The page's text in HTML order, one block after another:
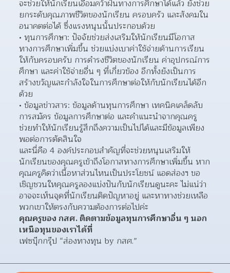
จะช่วยให้นักเรียนเอื้อมคว้าฝันทางการศึกษาได้แล้ว ยังช่วย
ยกระดับคุณภาพชีวิตของนักเรียน ครอบครัว และสังคมใน
อนาคตต่อได้ ซึ่งแรงหนุนนั้นประกอบด้วย
ทุนการศึกษา: ปัจจัยช่วยส่งเสริมให้นักเรียนมีโอกาส
ทางการศึกษาเพิ่มขึ้น ช่วยแบ่งเบาค่าใช้จ่ายด้านการเรียน
ให้กับครอบครับ การดำรงชีวิตของนักเรียน ค่าอุปกรณ์การ
ศึกษา และค่าใช้จ่ายอื่น ๆ ที่เกี่ยวข้อง อีกทั้งยังเป็นการ
สร้างขวัญและกำลังใจในการศึกษาต่อให้กับนักเรียนได้อีก
ด้วย
ข้อมูลข่าวสาร: ข้อมูลด้านทุนการศึกษา เทคนิคเคล็ดลับ
การสมัคร ข้อมูลการศึกษาต่อ และคำแนะนำจากคุณครู
ช่วยทำให้นักเรียนรู้สึกถึงความเป็นไปได้และมีข้อมูลเพียง
พอต่อการตัดสินใจ
และนี่คือ 4 องค์ประกอบสำคัญที่จะช่วยหนุนเสริมให้
นักเรียนของคุณครูเข้าถึงโอกาสทางการศึกษาเพิ่มขึ้น หาก
คุณครูคิดว่าเนื้อหาส่วนไหนเป็นประโยชน์ แอดส่องฯ ขอ
เชิญชวนใหคุณครูลองแบ่งปันกับนักเรียนดูนะคะ ไม่แน่ว่า
อาจจะเห็นจุดที่นักเรียนติดปัญหาอยู่ และหาทางช่วยเหลือ
พวกเขาให้ตรงกับความต้องการต่อไปค่ะ
คุณครูของ กสศ. ติดตามข้อมูลทุนการศึกษาอื่น ๆ นอก
เหนือทุนของเราได้ที่
เฟซบุ๊กกรุ๊ป “ส่องทางทุน by กสศ.”